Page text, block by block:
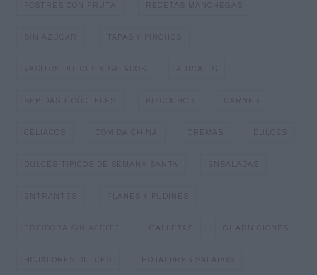
POSTRES CON FRUTA RECETAS MANCHEGAS
SIN AZÚCAR TAPAS Y PINCHOS
VASITOS DULCES Y SALADOS ARROCES
BEBIDAS Y CÓCTELES BIZCOCHOS CARNES
CELIACOS COMIDA CHINA CREMAS
DULCES TIPICOS DE SEMANA SANTA ENSALADAS
ENTRANTES FLANES Y PUDINES
FREIDORA SIN ACEITE GALLETAS GUARNICIONES
HOJALDRES DULCES HOJALDRES SALADOS